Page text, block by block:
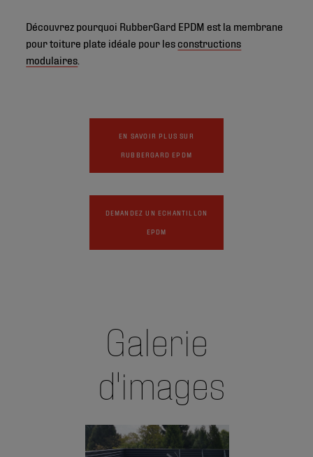
Découvrez pourquoi RubberGard EPDM est la membrane
pour toiture plate idéale pour lesconstructions
modulaires
EN SAVOIR PLUS SUR
RUBBERGARD EPDM
DEMANDEZ UN ECHANTILLON
EPDM
Galerie
d'images